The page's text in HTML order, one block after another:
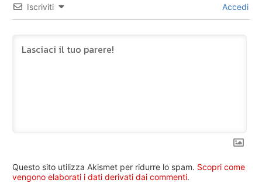
Iscriviti Accedi
Questo sito utilizza Akismet per ridurre lo spam. Scopri come
vengono elaborati i dati derivati dai commenti.